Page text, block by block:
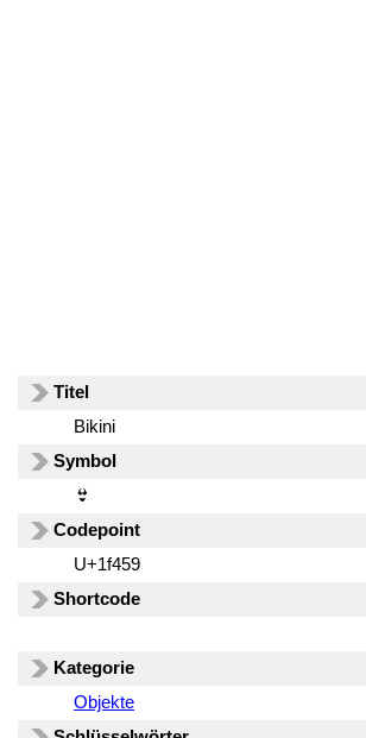
Titel
Bikini
Symbol
👙
Codepoint
U+1f459
Shortcode
Kategorie
Objekte